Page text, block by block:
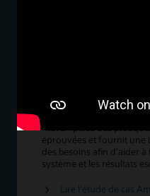
test et des rapports
afin d'accélérer
éprouvées et fournit une
des besoins afin d'aider
système et les résultats
Lire l'étude de cas